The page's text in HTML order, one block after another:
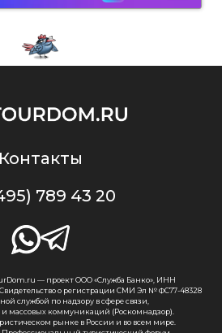
Контакты
789 43 20
— проект ООО «Служба Банко», ИНН
Свидетельство о регистрации СМИ Эл № ФС77-48328
службой по надзору в сфере связи,
массовых коммуникаций (Роскомнадзор).
рынке в России и во всем мире.